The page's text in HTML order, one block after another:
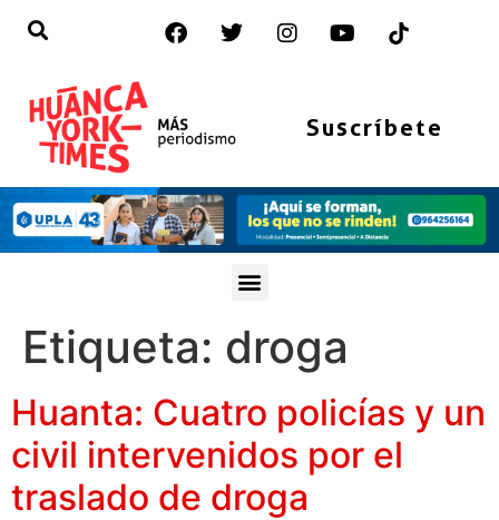
Suscríbete
Etiqueta: droga
Huanta: Cuatro policías y un
civil intervenidos por el
traslado de droga